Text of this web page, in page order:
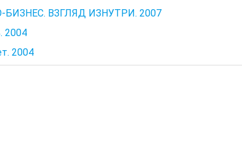
ВЗГЛЯД ИЗНУТРИ. 2007
2004
2004